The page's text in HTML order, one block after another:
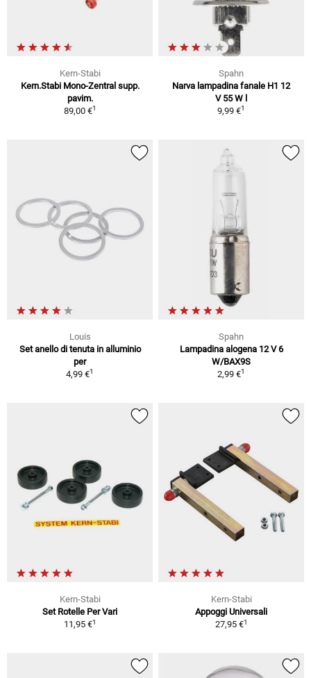
Kern-Stabi
Kern.Stabi Mono-Zentral supp.
pavim.
89,00 €1
Spahn
Narva lampadina fanale H1 12
V 55 W l
9,99 €1
Louis
Set anello di tenuta in alluminio
per
4,99 €1
Spahn
Lampadina alogena 12 V 6
W/BAX9S
2,99 €1
Kern-Stabi
Set Rotelle Per Vari
11,95 €1
Kern-Stabi
Appoggi Universali
27,95 €1